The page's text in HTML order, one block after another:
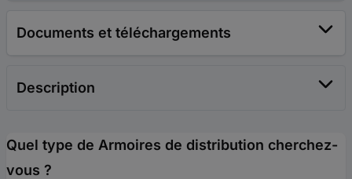
Documents et téléchargements
Description
Quel type de Armoires de distribution cherchez-
vous ?